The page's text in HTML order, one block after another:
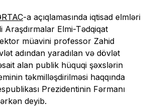
-a açıqlamasında iqtisad elmləri
Araşdırmalar Elmi-Tədqiqat
müavini professor Zahid
adından yaradılan və dövlət
alan publik hüquqi şəxslərin
təkmilləşdirilməsi haqqında
Prezidentinin Fərmanı
deyib.